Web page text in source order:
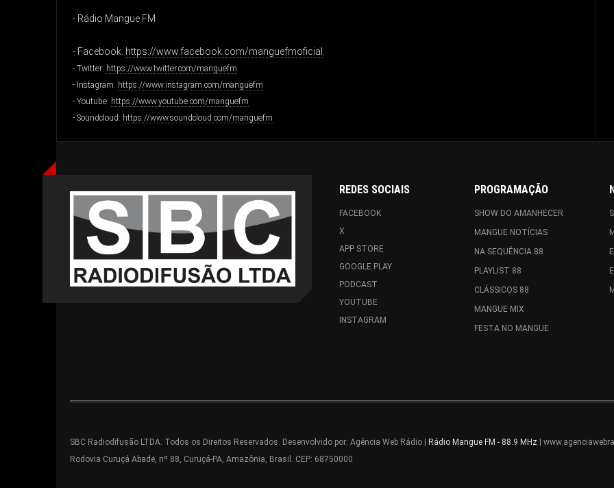
- Rádio Mangue FM
- Facebook: https://www.facebook.com/manguefmoficial
- Twitter: https://www.twitter.com/manguefm
- Instagram: https://www.instagram.com/manguefm
- Youtube: https://www.youtube.com/manguefm
- Soundcloud: https://www.soundcloud.com/manguefm
REDES SOCIAIS
FACEBOOK
X
APP STORE
GOOGLE PLAY
PODCAST
YOUTUBE
INSTAGRAM
PROGRAMAÇÃO
SHOW DO AMANHECER
MANGUE NOTÍCIAS
NA SEQUÊNCIA 88
PLAYLIST 88
CLÁSSICOS 88
MANGUE MIX
FESTA NO MANGUE
SBC Radiodifusão LTDA. Todos os Direitos Reservados. Desenvolvido por: Agência Web Rádio | Rádio Mangue FM - 88.9 MHz |
Rodovia Curuçá Abade, nº 88, Curuçá-PA, Amazônia, Brasil. CEP: 68750000